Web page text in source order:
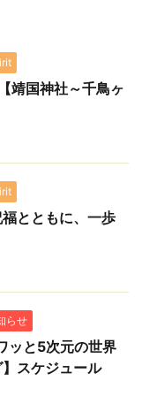
靖国神社～千鳥ヶ
とともに、一歩
らせ
ッと5次元の世界
スケジュール